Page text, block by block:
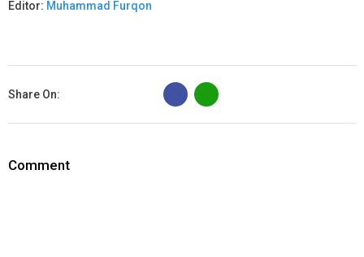
Editor: Muhammad Furqon
Share On:
B
Comment